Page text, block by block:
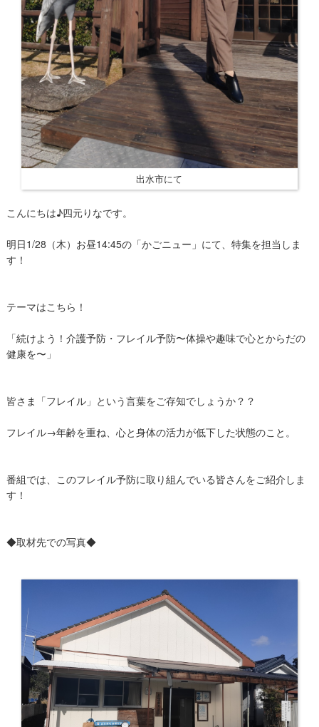
出水市にて
こんにちは♪四元りなです。
明日1/28（木）お昼14:45の「かごニュー」にて、特集を担当しま
す！
テーマはこちら！
「続けよう！介護予防・フレイル予防〜体操や趣味で心とからだの
健康を〜」
皆さま「フレイル」という言葉をご存知でしょうか？？
フレイル→年齢を重ね、心と身体の活力が低下した状態のこと。
番組では、このフレイル予防に取り組んでいる皆さんをご紹介しま
す！
◆取材先での写真◆